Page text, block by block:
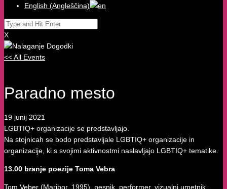
English (Angleščina)
X
<< All Events
Paradno mesto
19 junij 2021
LGBTIQ+ organizacije se predstavljajo.
Na stojnicah se bodo predstavljale LGBTIQ+ organizacije in
organizacije, ki s svojimi aktivnostmi naslavljajo LGBTIQ+ tematike.
13.00 branje poezije Toma Vebra
Tom Veber (Maribor, 1995), pesnik, performer, vizualni umetnik.